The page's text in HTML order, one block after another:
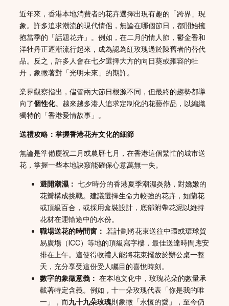
近年來，香港本地消費者的花卉選擇出現有趣的「跨界」現
象。許多追求潮流的現代情侶，無論在哪個節日，都開始擁
抱當季的「話題花卉」。例如，在二月的情人節，鬱金香和
洋牡丹正逐漸流行起來，成為認為紅玫瑰過於陳舊者的替代
品。反之，許多人會在七夕選擇大方的向日葵或雍容的牡
丹，象徵著對「光明未來」的期許。
業界觀察指出，儘管兩大節日根源不同，但最終的趨勢都導
向了個性化。越來越多港人追求定制化的花藝作品，以編織
獨特的「香港愛情故事」。
送禮攻略：掌握香港花卉文化的細節
無論是準備慶祝二月或農曆七月，在香港這個繁忙的城市送
花，掌握一些本地訣竅能確保心意萬無一失。
避開潮濕： 七夕時分的香港夏季潮濕炎熱，對嬌嫩的
花瓣構成挑戰。建議選擇生命力較強的花卉，如蘭花
或頂級百合，或採用盒裝設計，底部附帶花泥以維持
花材在運輸途中的水份。
職場送花的時間窗： 若計劃將花束送往中環或環球貿
易廣場（ICC）等地的頂級寫字樓，最佳送達時間應安
排在上午。這使得收禮人能將花束擺放於辦公桌一整
天，充分享受這份受人矚目的喜悅時刻。
數字的象徵意義： 在本地文化中，玫瑰花朵的數量承
載著特定含義。例如，十一朵玫瑰代表「你是我的唯
一」，而九十九朵玫瑰則象徵「永恆的愛」，至今仍